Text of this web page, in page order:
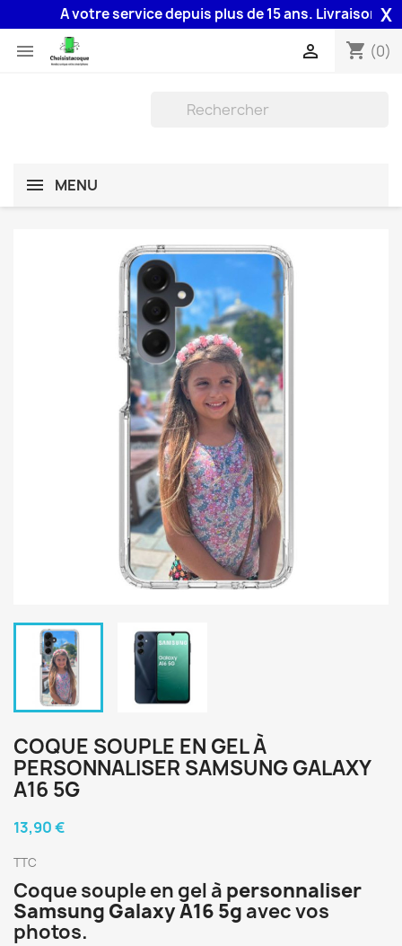
A votre service depuis plus de 15 ans. Livraison 48H X
 shopping_cart (0)

MENU
COQUE SOUPLE EN GEL À
PERSONNALISER SAMSUNG GALAXY
A16 5G
13,90 €
TTC
Coque souple en gel à personnaliser
Samsung Galaxy A16 5g avec vos
photos.